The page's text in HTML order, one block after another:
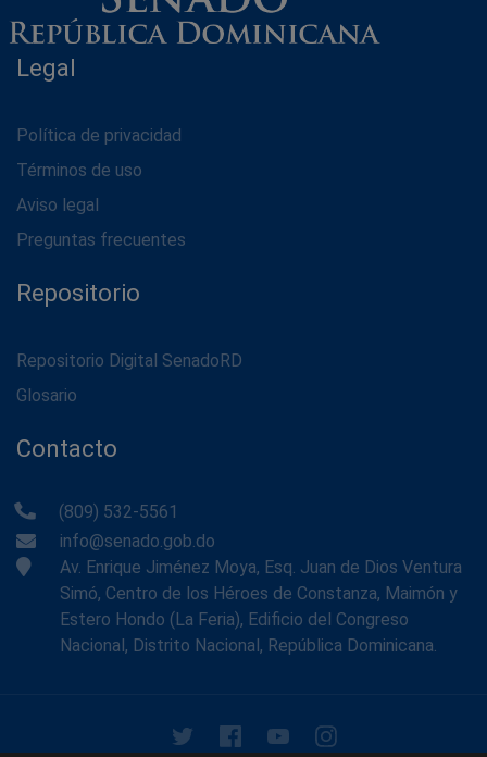
Legal
Política de privacidad
Términos de uso
Aviso legal
Preguntas frecuentes
Repositorio
Repositorio Digital SenadoRD
Glosario
Contacto
(809) 532-5561
info@senado.gob.do
Av. Enrique Jiménez Moya, Esq. Juan de Dios Ventura
Simó, Centro de los Héroes de Constanza, Maimón y
Estero Hondo (La Feria), Edificio del Congreso
Nacional, Distrito Nacional, República Dominicana.